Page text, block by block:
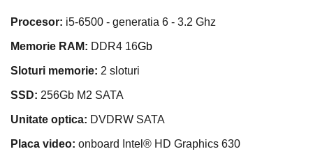
Procesor: i5-6500 - generatia 6 - 3.2 Ghz
Memorie RAM: DDR4 16Gb
Sloturi memorie: 2 sloturi
SSD: 256Gb M2 SATA
Unitate optica: DVDRW SATA
Placa video: onboard Intel® HD Graphics 630